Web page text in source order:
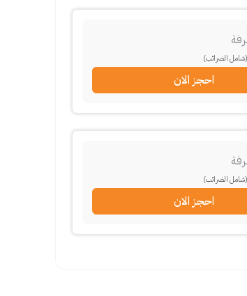
(شامل الضرائب)
احجز الان
(شامل الضرائب)
احجز الان